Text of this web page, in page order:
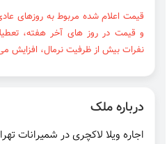
قیمت اعلام شده مربوط به روزهای
و قیمت در روز های آخر هفته،
نفرات بیش از ظرفیت نرمال، افزایش
درباره ملک
اجاره ویلا لاکچری در شمیرانات